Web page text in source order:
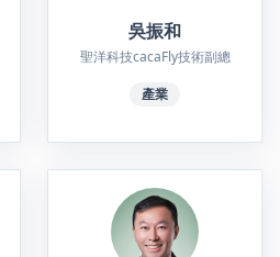
吳振和
聖洋科技cacaFly技術副總
產業